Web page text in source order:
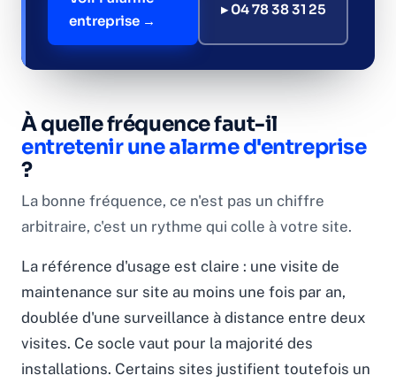
entreprise →
▸ 04 78 38 31 25
À quelle fréquence faut-il
entretenir une alarme d'entreprise
?
La bonne fréquence, ce n'est pas un chiffre
arbitraire, c'est un rythme qui colle à votre site.
La référence d'usage est claire : une visite de
maintenance sur site au moins une fois par an,
doublée d'une surveillance à distance entre deux
visites. Ce socle vaut pour la majorité des
installations. Certains sites justifient toutefois un